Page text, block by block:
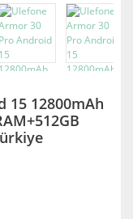
15 12800mAh